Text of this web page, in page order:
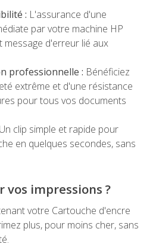
: L'assurance d'une
par votre machine HP
message d'erreur lié aux
professionnelle : Bénéficiez
extrême et d'une résistance
pour tous vos documents
Un clip simple et rapide pour
en quelques secondes, sans
vos impressions ?
votre Cartouche d'encre
plus, pour moins cher, sans